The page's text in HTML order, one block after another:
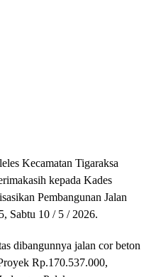
Kecamatan Tigaraksa
kepada Kades
Pembangunan Jalan
Sabtu 10 / 5 / 2026.
dibangunnya jalan cor beton
Rp.170.537.000,